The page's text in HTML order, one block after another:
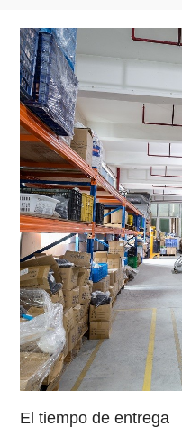
El tiempo de entrega